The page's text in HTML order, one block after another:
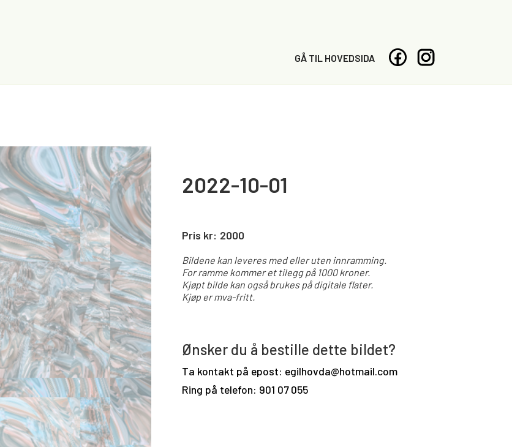
GÅ TIL HOVEDSIDA
2022-10-01
Pris kr: 2000
Bildene kan leveres med eller uten innramming.
For ramme kommer et tilegg på 1000 kroner.
Kjøpt bilde kan også brukes på digitale flater.
Kjøp er mva-fritt.
Ønsker du å bestille dette bildet?
Ta kontakt på epost: egilhovda@hotmail.com
Ring på telefon: 901 07 055